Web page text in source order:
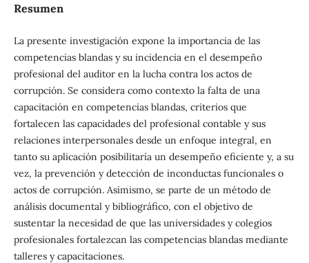
Resumen
La presente investigación expone la importancia de las
competencias blandas y su incidencia en el desempeño
profesional del auditor en la lucha contra los actos de
corrupción. Se considera como contexto la falta de una
capacitación en competencias blandas, criterios que
fortalecen las capacidades del profesional contable y sus
relaciones interpersonales desde un enfoque integral, en
tanto su aplicación posibilitaría un desempeño eficiente y, a su
vez, la prevención y detección de inconductas funcionales o
actos de corrupción. Asimismo, se parte de un método de
análisis documental y bibliográfico, con el objetivo de
sustentar la necesidad de que las universidades y colegios
profesionales fortalezcan las competencias blandas mediante
talleres y capacitaciones.